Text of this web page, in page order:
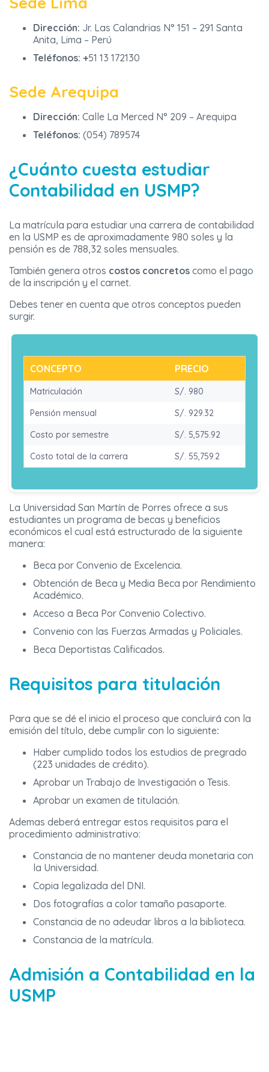
Dirección: Jr. Las Calandrias N° 151 – 291 Santa
Anita, Lima – Perú
Teléfonos: +51 13 172130
Sede Arequipa
Dirección: Calle La Merced N° 209 – Arequipa
Teléfonos: (054) 789574
¿Cuánto cuesta estudiar
Contabilidad en USMP?
La matrícula para estudiar una carrera de contabilidad
en la USMP es de aproximadamente 980 soles y la
pensión es de 788,32 soles mensuales.
También genera otros costos concretos como el pago
de la inscripción y el carnet.
Debes tener en cuenta que otros conceptos pueden
surgir.
CONCEPTO PRECIO
Matriculación
S/. 980
Pensión mensual
S/. 929.32
Costo por semestre
S/. 5,575.92
Costo total de la carrera
S/. 55,759.2
La Universidad San Martín de Porres ofrece a sus
estudiantes un programa de becas y beneficios
económicos el cual está estructurado de la siguiente
manera:
Beca por Convenio de Excelencia.
Obtención de Beca y Media Beca por Rendimiento
Académico.
Acceso a Beca Por Convenio Colectivo.
Convenio con las Fuerzas Armadas y Policiales.
Beca Deportistas Calificados.
Requisitos para titulación
Para que se dé el inicio el proceso que concluirá con la
emisión del título, debe cumplir con lo siguiente:
Haber cumplido todos los estudios de pregrado
(223 unidades de crédito).
Aprobar un Trabajo de Investigación o Tesis.
Aprobar un examen de titulación.
Ademas deberá entregar estos requisitos para el
procedimiento administrativo:
Constancia de no mantener deuda monetaria con
la Universidad.
Copia legalizada del DNI.
Dos fotografías a color tamaño pasaporte.
Constancia de no adeudar libros a la biblioteca.
Constancia de la matrícula.
Admisión a Contabilidad en la
USMP